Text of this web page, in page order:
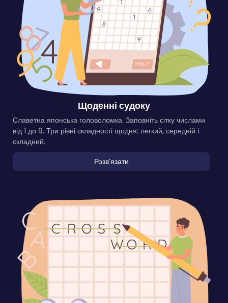
Щоденні судоку
Славетна японська головоломка. Заповніть сітку числами
від 1 до 9. Три рівні складності щодня: легкий, середній і
складний.
Розвʼязати